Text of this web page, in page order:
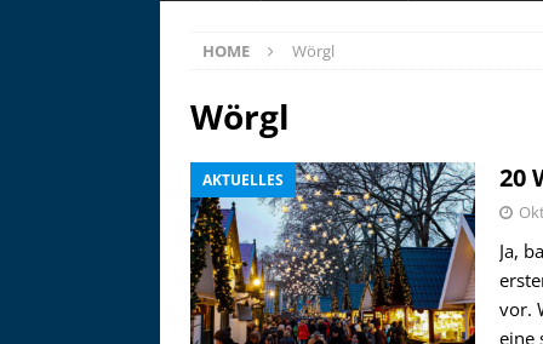
HOME Wörgl
Wörgl
AKTUELLES 20
Ja,
vor.
eine